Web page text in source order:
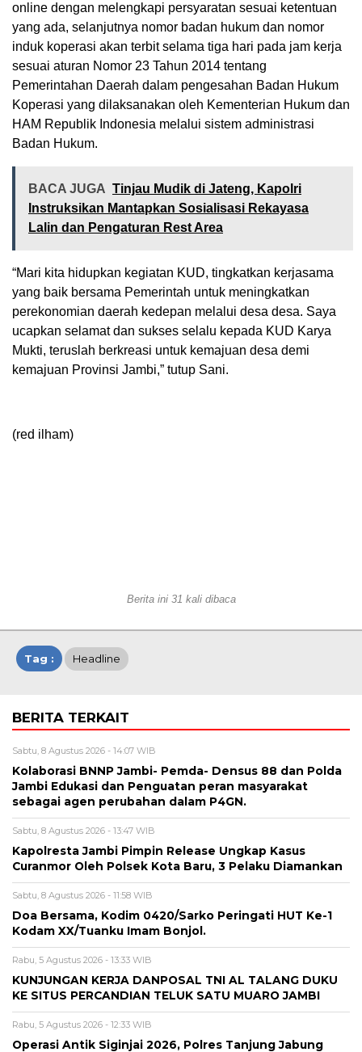
online dengan melengkapi persyaratan sesuai ketentuan
yang ada, selanjutnya nomor badan hukum dan nomor
induk koperasi akan terbit selama tiga hari pada jam kerja
sesuai aturan Nomor 23 Tahun 2014 tentang
Pemerintahan Daerah dalam pengesahan Badan Hukum
Koperasi yang dilaksanakan oleh Kementerian Hukum dan
HAM Republik Indonesia melalui sistem administrasi
Badan Hukum.
BACA JUGA Tinjau Mudik di Jateng, Kapolri
Instruksikan Mantapkan Sosialisasi Rekayasa
Lalin dan Pengaturan Rest Area
“Mari kita hidupkan kegiatan KUD, tingkatkan kerjasama
yang baik bersama Pemerintah untuk meningkatkan
perekonomian daerah kedepan melalui desa desa. Saya
ucapkan selamat dan sukses selalu kepada KUD Karya
Mukti, teruslah berkreasi untuk kemajuan desa demi
kemajuan Provinsi Jambi,” tutup Sani.
(red ilham)
Berita ini 31 kali dibaca
Tag : Headline
BERITA TERKAIT
Sabtu, 8 Agustus 2026 - 14:07 WIB
Kolaborasi BNNP Jambi- Pemda- Densus 88 dan Polda
Jambi Edukasi dan Penguatan peran masyarakat
sebagai agen perubahan dalam P4GN.
Sabtu, 8 Agustus 2026 - 13:47 WIB
Kapolresta Jambi Pimpin Release Ungkap Kasus
Curanmor Oleh Polsek Kota Baru, 3 Pelaku Diamankan
Sabtu, 8 Agustus 2026 - 11:58 WIB
Doa Bersama, Kodim 0420/Sarko Peringati HUT Ke-1
Kodam XX/Tuanku Imam Bonjol.
Rabu, 5 Agustus 2026 - 13:33 WIB
KUNJUNGAN KERJA DANPOSAL TNI AL TALANG DUKU
KE SITUS PERCANDIAN TELUK SATU MUARO JAMBI
Rabu, 5 Agustus 2026 - 12:33 WIB
Operasi Antik Siginjai 2026, Polres Tanjung Jabung